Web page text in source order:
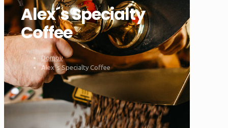
Alex´s Specialty
Coffee
Domov
Alex´s Specialty Coffee